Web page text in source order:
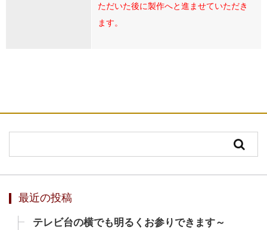
ただいた後に製作へと進ませていただき
ます。
最近の投稿
テレビ台の横でも明るくお参りできます～